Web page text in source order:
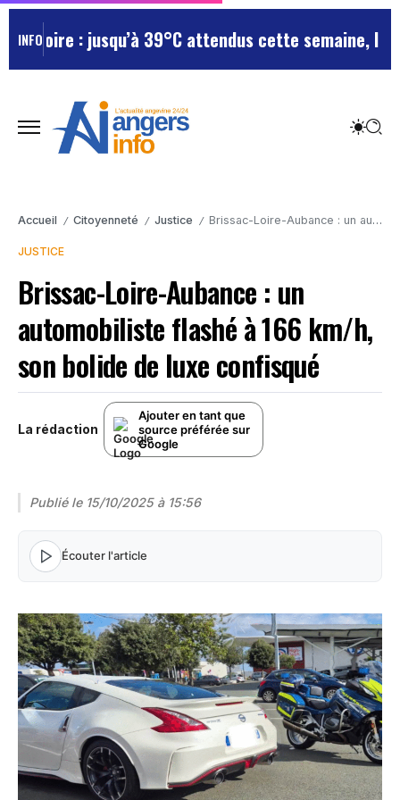
INFO : jusqu’à 39°C attendus cette semaine, le
Accueil / Citoyenneté / Justice / Brissac-Loire-Aubance : un automobiliste flashé à 166 km/h, son bolide de luxe confisqué
JUSTICE
Brissac-Loire-Aubance : un
automobiliste flashé à 166 km/h,
son bolide de luxe confisqué
La rédaction
Ajouter en tant que
source préférée sur
Google
Publié le 15/10/2025 à 15:56
Écouter l'article